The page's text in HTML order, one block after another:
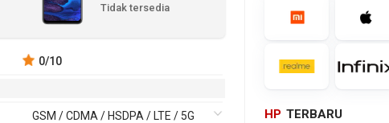
Tidak tersedia
0/10
GSM / CDMA / HSDPA / LTE / 5G
HP TERBARU